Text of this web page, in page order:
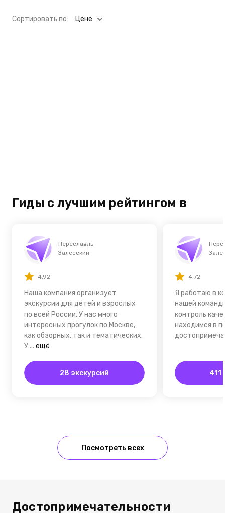
Cортировать по: Цене
Гиды с лучшим рейтингом в
Переславль-
Залесский
4.92
Наша компания организует
экскурсии для детей и взрослых
по всей России. У нас много
интересных прогулок по Москве,
как обзорных, так и тематических.
У... ещё
28 экскурсий
4.72
Я работаю в
нашей
контроль
находимся в
411
Посмотреть всех
Достопримечательности